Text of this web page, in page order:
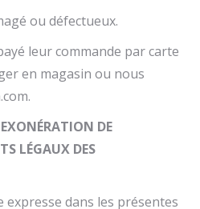
ou défectueux.
leur commande par carte
en magasin ou nous
.
DE
LÉGAUX DES
dans les présentes